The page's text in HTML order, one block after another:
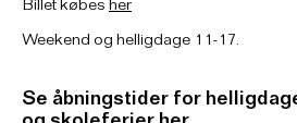
Billet købes her
Weekend og helligdage 11-17.
Se åbningstider for